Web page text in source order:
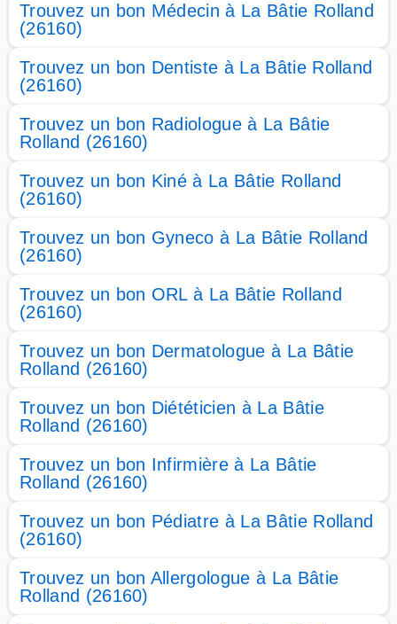
Trouvez un bon Médecin à La Bâtie Rolland
(26160)
Trouvez un bon Dentiste à La Bâtie Rolland
(26160)
Trouvez un bon Radiologue à La Bâtie
Rolland (26160)
Trouvez un bon Kiné à La Bâtie Rolland
(26160)
Trouvez un bon Gyneco à La Bâtie Rolland
(26160)
Trouvez un bon ORL à La Bâtie Rolland
(26160)
Trouvez un bon Dermatologue à La Bâtie
Rolland (26160)
Trouvez un bon Diététicien à La Bâtie
Rolland (26160)
Trouvez un bon Infirmière à La Bâtie
Rolland (26160)
Trouvez un bon Pédiatre à La Bâtie Rolland
(26160)
Trouvez un bon Allergologue à La Bâtie
Rolland (26160)